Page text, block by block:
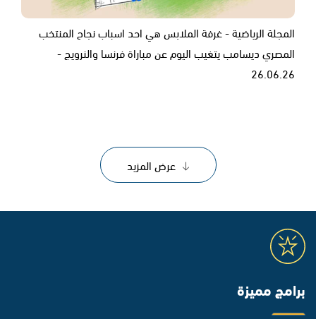
المجلة الرياضية - غرفة الملابس هي احد اسباب نجاح المنتخب
المصري ديسامب يتغيب اليوم عن مباراة فرنسا والنرويج -
26.06.26
عرض المزيد
برامج مميزة